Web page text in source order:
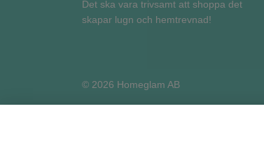
Det ska vara trivsamt att shoppa det
skapar lugn och hemtrevnad!
© 2026 Homeglam AB